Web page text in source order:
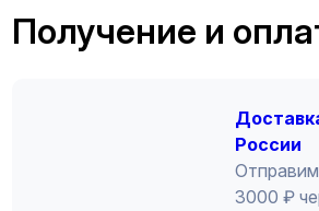
Получение и
России
3000 ₽